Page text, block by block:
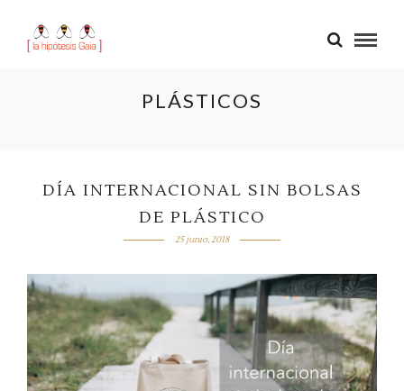
PLÁSTICOS
DÍA INTERNACIONAL SIN BOLSAS
DE PLÁSTICO
25 junio, 2018